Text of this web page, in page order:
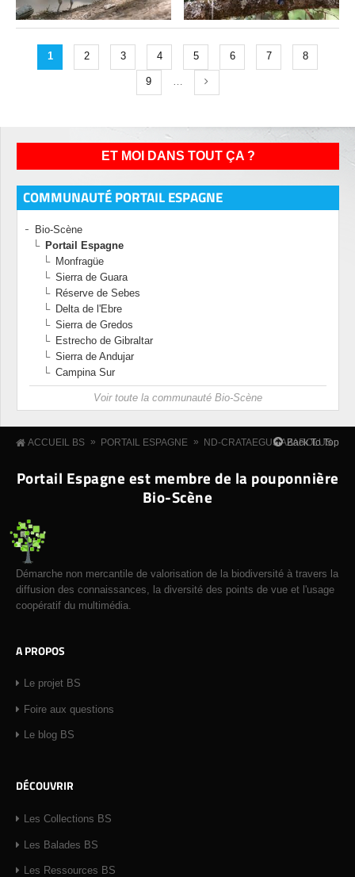
1 2 3 4 5 6 7 8
9
ET MOI DANS TOUT ÇA ?
COMMUNAUTÉ PORTAIL ESPAGNE
Bio-Scène
Portail Espagne
Monfragüe
Sierra de Guara
Réserve de Sebes
Delta de l'Ebre
Sierra de Gredos
Estrecho de Gibraltar
Sierra de Andujar
Campina Sur
Voir toute la communauté Bio-Scène
ACCUEIL BS » PORTAIL ESPAGNE » ND-CRATAEGUS AZAROLUS
Back To Top
Portail Espagne est membre de la pouponnière
Bio-Scène
Démarche non mercantile de valorisation de la biodiversité à travers la
diffusion des connaissances, la diversité des points de vue et l'usage
coopératif du multimédia.
A PROPOS
Le projet BS
Foire aux questions
Le blog BS
DÉCOUVRIR
Les Collections BS
Les Balades BS
Les Ressources BS